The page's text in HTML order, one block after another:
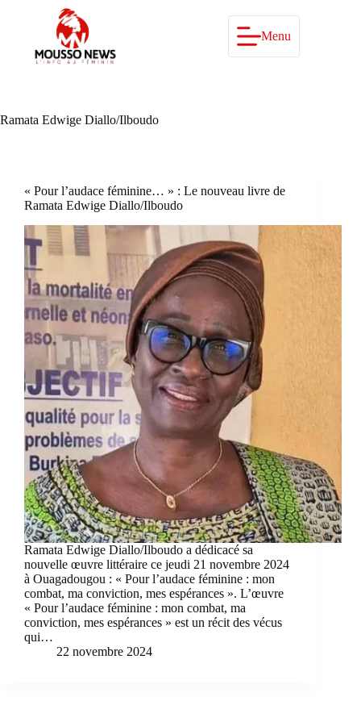
Menu
Ramata Edwige Diallo/Ilboudo
« Pour l’audace féminine… » : Le nouveau livre de
Ramata Edwige Diallo/Ilboudo
Ramata Edwige Diallo/Ilboudo a dédicacé sa
nouvelle œuvre littéraire ce jeudi 21 novembre 2024
à Ouagadougou : « Pour l’audace féminine : mon
combat, ma conviction, mes espérances ». L’œuvre
« Pour l’audace féminine : mon combat, ma
conviction, mes espérances » est un récit des vécus
qui…
22 novembre 2024